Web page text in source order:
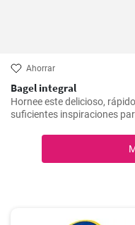
Ahorrar
Bagel integral
Hornee este delicioso,
suficientes inspiraciones